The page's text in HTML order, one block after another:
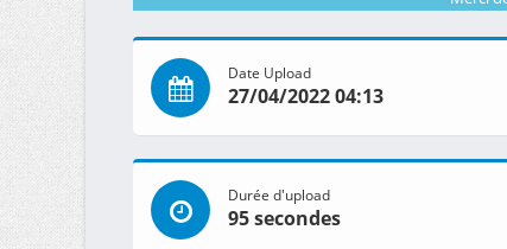
Date Upload
27/04/2022 04:13
Durée d'upload
95 secondes